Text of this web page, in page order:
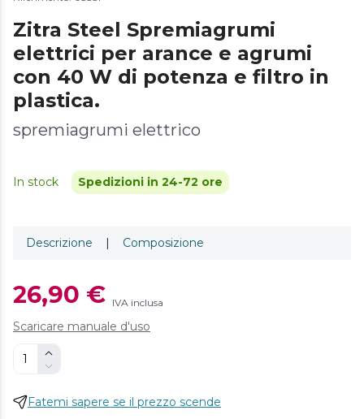
Zitra Steel Spremiagrumi
elettrici per arance e agrumi
con 40 W di potenza e filtro in
plastica.
spremiagrumi elettrico
In stock Spedizioni in 24-72 ore
Descrizione | Composizione
26,90 € IVA inclusa
Scaricare manuale d'uso
Fatemi sapere se il prezzo scende